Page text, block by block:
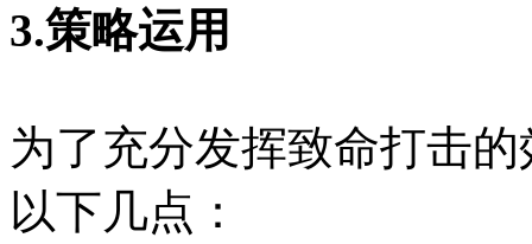
3.策略运用
为了充分发挥致命打击
以下几点：